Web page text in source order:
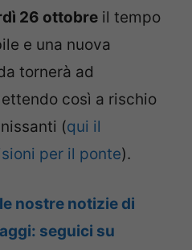
26 ottobre il tempo
e una nuova
tornerà ad
così a rischio
(qui il
per il ponte).
nostre notizie di
seguici su